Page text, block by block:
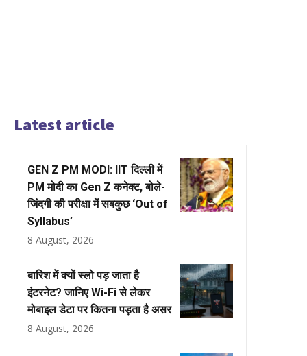
Latest article
GEN Z PM MODI: IIT दिल्ली में
PM मोदी का Gen Z कनेक्ट, बोले-
जिंदगी की परीक्षा में सबकुछ ‘Out of
Syllabus’
8 August, 2026
बारिश में क्यों स्लो पड़ जाता है
इंटरनेट? जानिए Wi-Fi से लेकर
मोबाइल डेटा पर कितना पड़ता है असर
8 August, 2026